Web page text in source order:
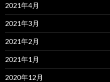
2021年4月
2021年3月
2021年2月
2021年1月
2020年12月